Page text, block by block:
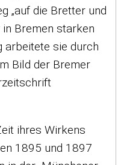
„auf die Bretter und
Bremen starken
arbeitete sie durch
Bild der Bremer
ihres Wirkens
1895 und 1897